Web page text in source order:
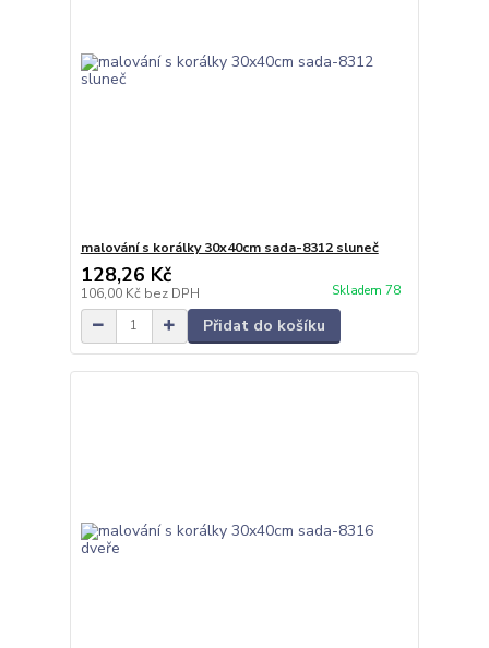
malování s korálky 30x40cm sada-8312 sluneč
128,26 Kč
106,00 Kč bez DPH Skladem 78
Přidat do košíku